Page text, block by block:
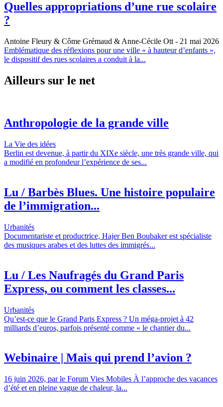
Quelles appropriations d’une rue scolaire
?
Antoine Fleury & Côme Grémaud & Anne-Cécile Ott - 21 mai 2026
Emblématique des réflexions pour une ville « à hauteur d’enfants »,
le dispositif des rues scolaires a conduit à la...
Ailleurs sur le net
Anthropologie de la grande ville
La Vie des idées
Berlin est devenue, à partir du XIXe siècle, une très grande ville, qui
a modifié en profondeur l’expérience de ses...
Lu / Barbès Blues. Une histoire populaire
de l’immigration...
Urbanités
Documentariste et productrice, Hajer Ben Boubaker est spécialiste
des musiques arabes et des luttes des immigrés...
Lu / Les Naufragés du Grand Paris
Express, ou comment les classes...
Urbanités
Qu’est-ce que le Grand Paris Express ? Un méga-projet à 42
milliards d’euros, parfois présenté comme « le chantier du...
Webinaire | Mais qui prend l’avion ?
16 juin 2026, par le Forum Vies Mobiles À l’approche des vacances
d’été et en pleine vague de chaleur, la...